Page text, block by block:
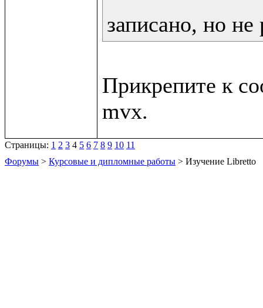
записано, но не
Прикрепите к
Страницы: 1 2 3 4 5 6 7 8 9 10 11
Форумы > Курсовые и дипломные работы > Изучение Libretto